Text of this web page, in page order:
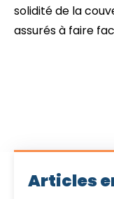
solidité de la
assurés à faire
Articles